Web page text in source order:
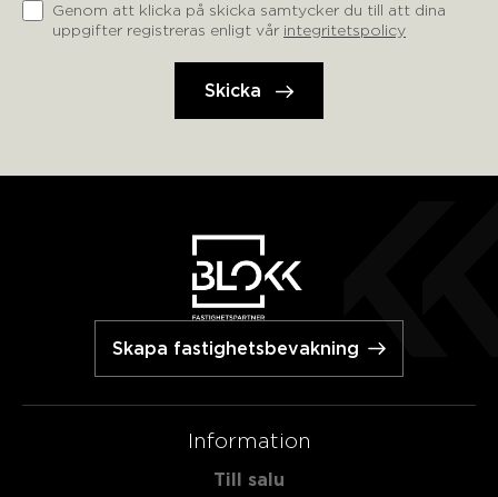
Genom att klicka på skicka samtycker du till att dina
uppgifter registreras enligt vår integritetspolicy
Skapa fastighetsbevakning
Information
Till salu